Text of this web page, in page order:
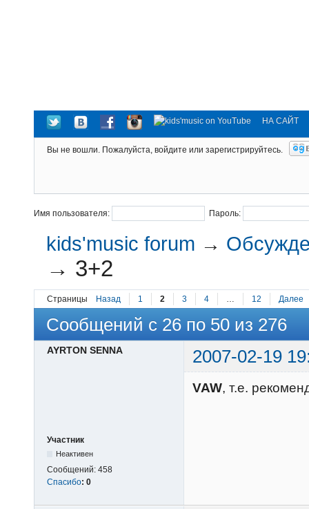
НА САЙТ
Вы не вошли. Пожалуйста, войдите или зарегистрируйтесь.
Имя пользователя: Пароль:
kids'music forum →
→ 3+2
Страницы Назад 1 2 3 4 … 12 Далее
Сообщений с 26 по 50 из 276
AYRTON SENNA 2007-02-19
Участник
Неактивен
Сообщений: 458
Спасибо: 0
VAW, т.е.